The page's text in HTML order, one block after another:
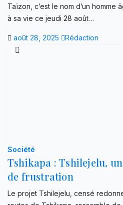
Taïzon, c’est le nom d’un homme
à sa vie ce jeudi 28 août…
août 28, 2025 Rédaction
Société
Tshikapa : Tshilejelu,
de frustration
Le projet Tshilejelu, censé